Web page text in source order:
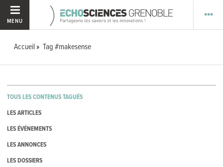
MENU
Accueil Tag #makesense
TOUS LES CONTENUS TAGUÉS
LES ARTICLES
LES ÉVÉNEMENTS
LES ANNONCES
LES DOSSIERS